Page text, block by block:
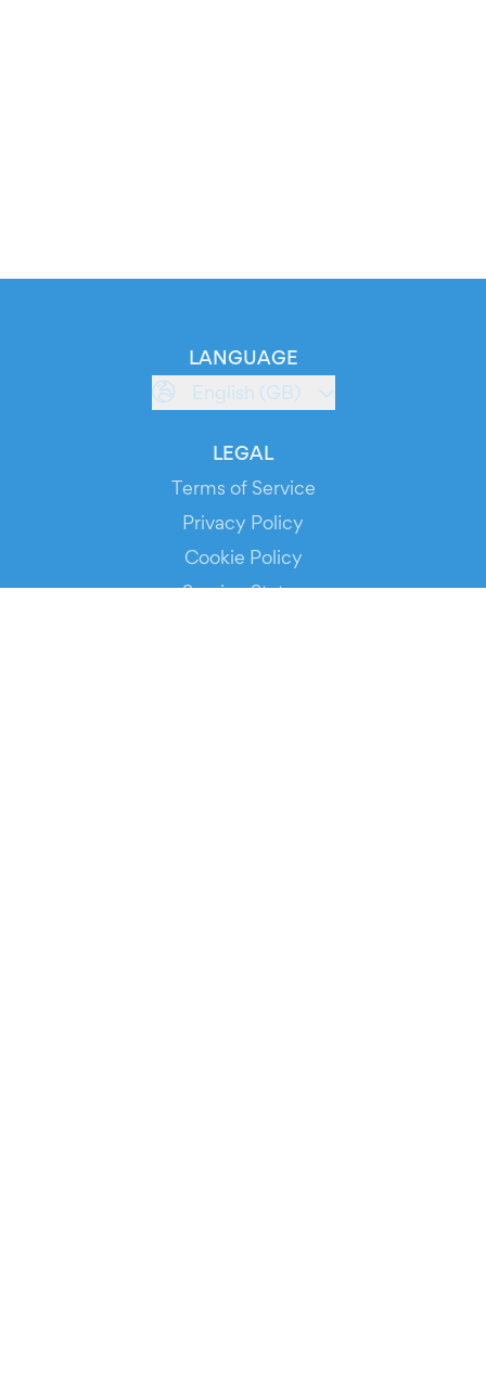
LANGUAGE
English (GB)
LEGAL
Terms of Service
Privacy Policy
Cookie Policy
Service Status